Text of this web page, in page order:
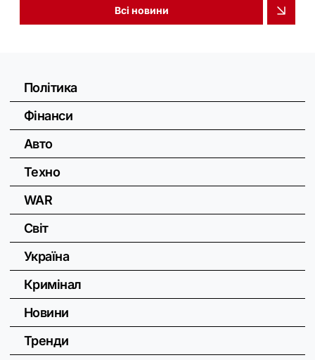
Всі новини
Політика
Фінанси
Авто
Техно
WAR
Світ
Україна
Кримінал
Новини
Тренди